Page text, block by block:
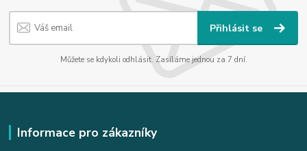
Přihlásit se
Můžete se kdykoli odhlásit. Zasíláme jednou za 7 dní.
Informace pro zákazníky